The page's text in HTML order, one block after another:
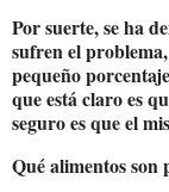
Por suerte, se ha
sufren el
pequeño
que está claro es
seguro es que el
Qué alimentos